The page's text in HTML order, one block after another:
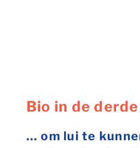
Bio in de
… om lui te